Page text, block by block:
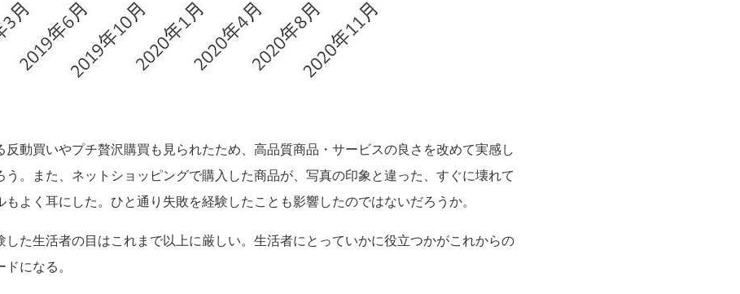
反動買いやプチ贅沢購買も見られたため、高品質商品・サービスの良さを改めて実感し
う。また、ネットショッピングで購入した商品が、写真の印象と違った、すぐに壊れて
もよく耳にした。ひと通り失敗を経験したことも影響したのではないだろうか。
した生活者の目はこれまで以上に厳しい。生活者にとっていかに役立つかがこれからの
になる。